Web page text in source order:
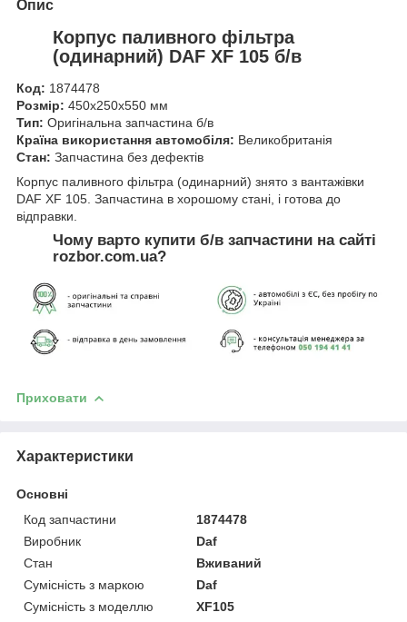
Опис
Корпус паливного фільтра
(одинарний) DAF XF 105 б/в
Код: 1874478
Розмір: 450х250х550 мм
Тип: Оригінальна запчастина б/в
Країна використання автомобіля: Великобританія
Стан: Запчастина без дефектів
Корпус паливного фільтра (одинарний) знято з вантажівки
DAF XF 105. Запчастина в хорошому стані, і готова до
відправки.
Чому варто купити б/в запчастини на сайті
rozbor.com.ua?
Приховати
Характеристики
Основні
Код запчастини
1874478
Виробник
Daf
Стан
Вживаний
Сумісність з маркою
Daf
Сумісність з моделлю
XF105